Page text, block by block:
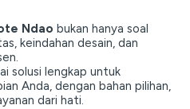
Ndao bukan hanya soal
keindahan desain, dan
solusi lengkap untuk
Anda, dengan bahan pilihan,
dari hati.